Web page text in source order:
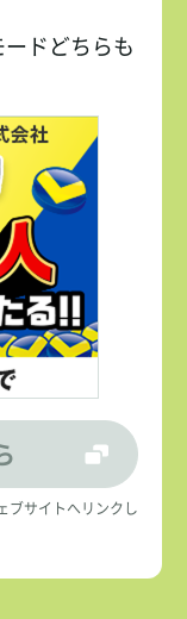
ドどちらも
ブサイトへリンクし